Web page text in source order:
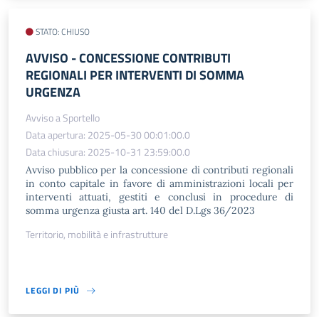
STATO: CHIUSO
AVVISO​ - CONCESSIONE CONTRIBUTI
REGIONALI PER INTERVENTI DI SOMMA
URGENZA
Avviso a Sportello
Data apertura: 2025-05-30 00:01:00.0
Data chiusura: 2025-10-31 23:59:00.0
Avviso pubblico per la concessione di contributi regionali
in conto capitale in favore di amministrazioni locali per
interventi attuati, gestiti e conclusi in procedure di
somma urgenza giusta art. 140 del D.Lgs 36/2023
Territorio, mobilità e infrastrutture
LEGGI DI PIÙ